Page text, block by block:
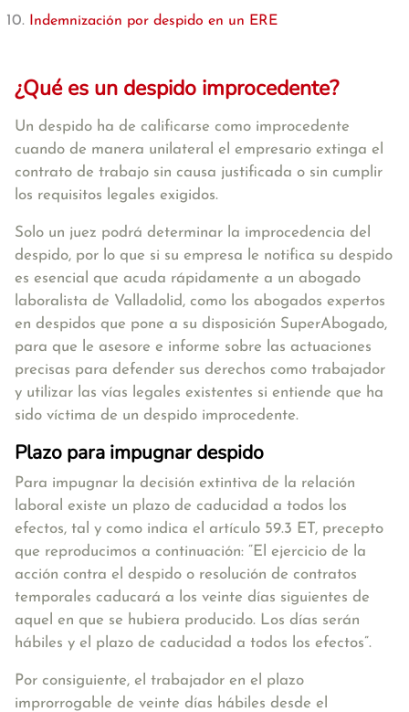
Indemnización por despido en un ERE
¿Qué es un despido improcedente?
Un despido ha de calificarse como improcedente
cuando de manera unilateral el empresario extinga el
contrato de trabajo sin causa justificada o sin cumplir
los requisitos legales exigidos.
Solo un juez podrá determinar la improcedencia del
despido, por lo que si su empresa le notifica su despido
es esencial que acuda rápidamente a un abogado
laboralista de Valladolid, como los abogados expertos
en despidos que pone a su disposición SuperAbogado,
para que le asesore e informe sobre las actuaciones
precisas para defender sus derechos como trabajador
y utilizar las vías legales existentes si entiende que ha
sido víctima de un despido improcedente.
Plazo para impugnar despido
Para impugnar la decisión extintiva de la relación
laboral existe un plazo de caducidad a todos los
efectos, tal y como indica el artículo 59.3 ET, precepto
que reproducimos a continuación: “El ejercicio de la
acción contra el despido o resolución de contratos
temporales caducará a los veinte días siguientes de
aquel en que se hubiera producido. Los días serán
hábiles y el plazo de caducidad a todos los efectos”.
Por consiguiente, el trabajador en el plazo
improrrogable de veinte días hábiles desde el